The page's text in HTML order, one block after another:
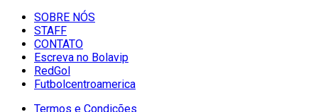
SOBRE NÓS
STAFF
CONTATO
Escreva no Bolavip
RedGol
Futbolcentroamerica
Termos e Condições